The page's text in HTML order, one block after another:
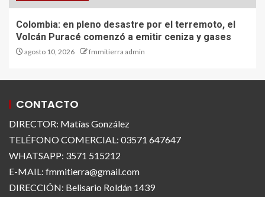
Colombia: en pleno desastre por el terremoto, el
Volcán Puracé comenzó a emitir ceniza y gases
agosto 10, 2026 fmmitierra admin
CONTACTO
DIRECTOR: Matías González
TELÉFONO COMERCIAL: 03571 647647
WHATSAPP: 3571 515212
E-MAIL: fmmitierra@gmail.com
DIRECCIÓN: Belisario Roldán 1439